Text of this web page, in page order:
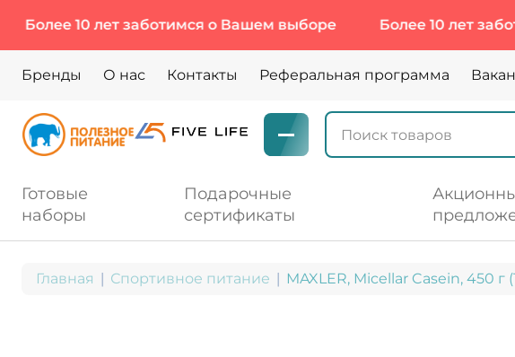
10 лет заботимся о Вашем выборе Более 10 лет заботимся
Бренды О нас Контакты Реферальная программа
Готовые
наборы
Подарочные
сертификаты
Главная Спортивное питание MAXLER, Micellar Casein, 450 г